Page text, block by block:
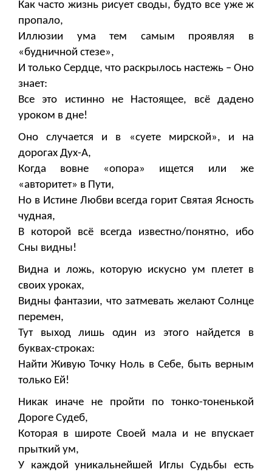
Как часто жизнь рисует своды, будто все уже ж
пропало,
Иллюзии ума тем самым проявляя в
«будничной стезе»,
И только Сердце, что раскрылось настежь – Оно
знает:
Все это истинно не Настоящее, всё дадено
уроком в дне!
Оно случается и в «суете мирской», и на
дорогах Дух-А,
Когда вовне «опора» ищется или же
«авторитет» в Пути,
Но в Истине Любви всегда горит Святая Ясность
чудная,
В которой всё всегда известно/понятно, ибо
Сны видны!
Видна и ложь, которую искусно ум плетет в
своих уроках,
Видны фантазии, что затмевать желают Солнце
перемен,
Тут выход лишь один из этого найдется в
буквах-строках:
Найти Живую Точку Ноль в Себе, быть верным
только Ей!
Никак иначе не пройти по тонко-тоненькой
Дороге Судеб,
Которая в широте Своей мала и не впускает
прыткий ум,
У каждой уникальнейшей Иглы Судьбы есть